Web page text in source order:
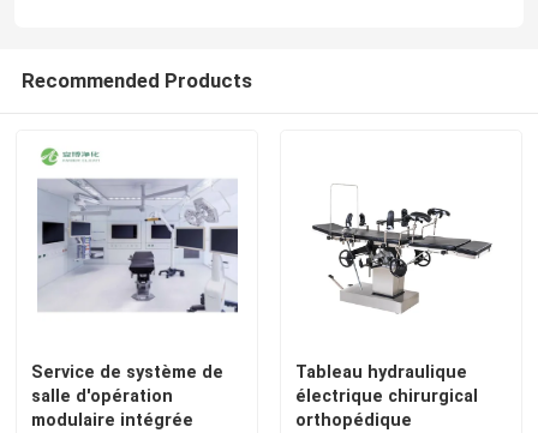
Produits
Recommended Products
Service de système de
salle d'opération
modulaire intégrée
Tableau hydraulique
électrique chirurgical
orthopédique